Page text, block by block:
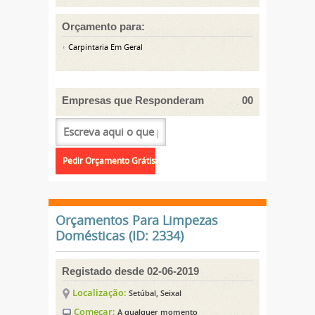
Orçamento para:
Carpintaria Em Geral
Empresas que Responderam 00
Orçamentos Para Limpezas
Domésticas (ID: 2334)
Registado desde 02-06-2019
Localização: Setúbal, Seixal
Começar: A qualquer momento